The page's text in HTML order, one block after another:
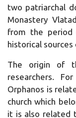
two patriarchal
Monastery
from the period
historical sources
The origin of
researchers.
Orphanos is
church which
it is also related